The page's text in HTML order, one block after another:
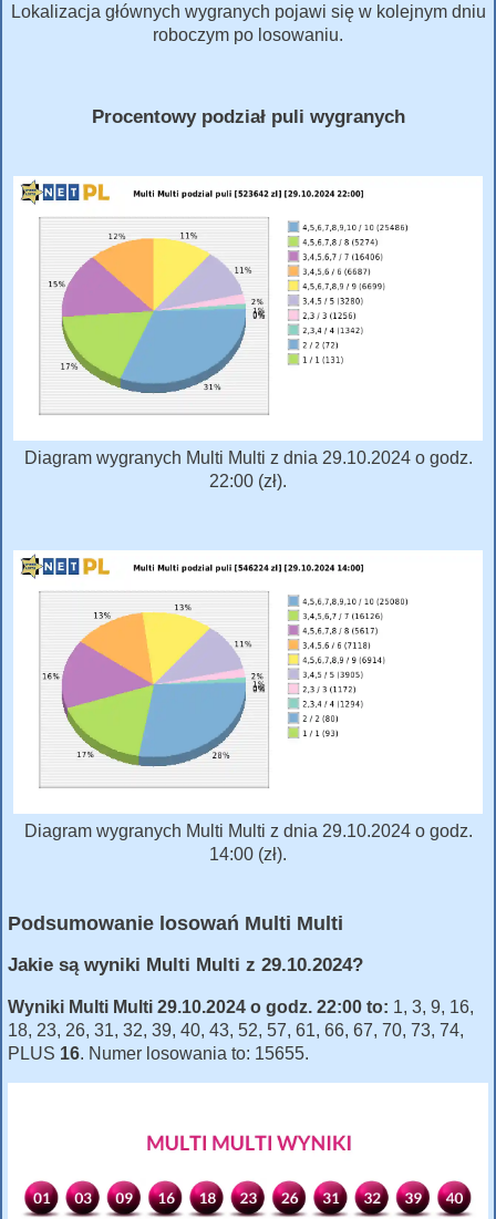
Lokalizacja głównych wygranych pojawi się w kolejnym dniu
roboczym po losowaniu.
Procentowy podział puli wygranych
Diagram wygranych Multi Multi z dnia 29.10.2024 o godz.
22:00 (zł).
Diagram wygranych Multi Multi z dnia 29.10.2024 o godz.
14:00 (zł).
Podsumowanie losowań Multi Multi
Jakie są wyniki Multi Multi z 29.10.2024?
Wyniki Multi Multi 29.10.2024 o godz. 22:00 to: 1, 3, 9, 16,
18, 23, 26, 31, 32, 39, 40, 43, 52, 57, 61, 66, 67, 70, 73, 74,
PLUS 16. Numer losowania to: 15655.